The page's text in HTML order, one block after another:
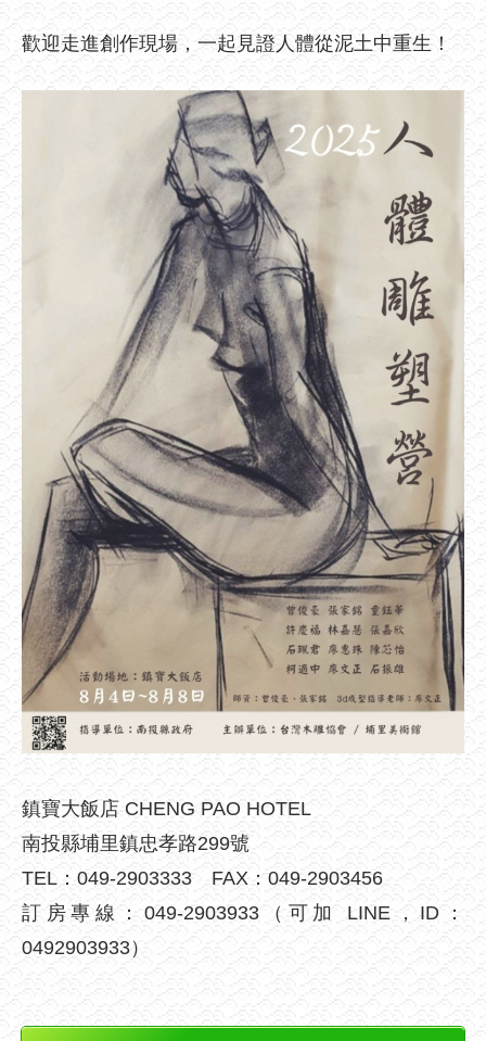
歡迎走進創作現場，一起見證人體從泥土中重生！
鎮寶大飯店 CHENG PAO HOTEL
南投縣埔里鎮忠孝路299號
TEL：049-2903333 FAX：049-2903456
訂房專線：049-2903933（可加 LINE，ID：
0492903933）